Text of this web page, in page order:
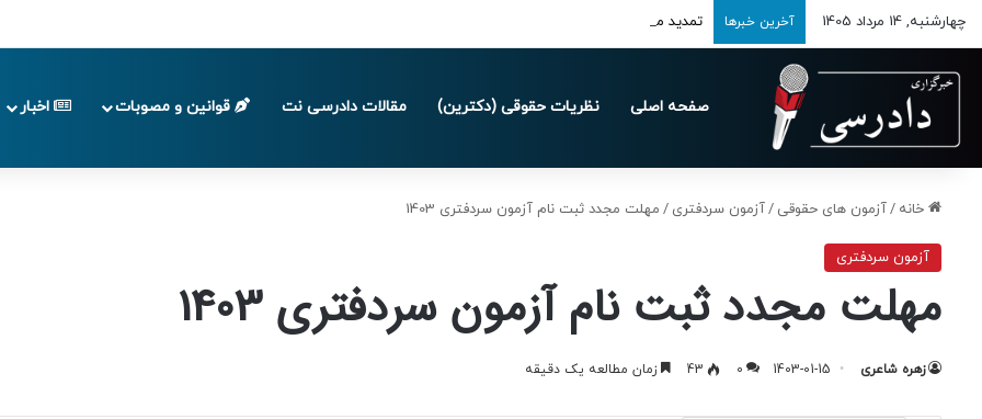
چهارشنبه, 14 مرداد 1405 آخرین خبرها تمدید مهلت ارسال اظهارنامه‌های مالیاتی تا پایان تابستان 1405
صفحه اصلی نظریات حقوقی (دکترین) مقالات دادرسی نت قوانین و مصوبات اخبار
خانه /آزمون های حقوقی /آزمون سردفتری / مهلت مجدد ثبت نام آزمون سردفتری 1403
آزمون سردفتری
مهلت مجدد ثبت نام آزمون سردفتری 1403
زهره شاعری 1403-01-15
0
43 زمان مطالعه یک دقیقه